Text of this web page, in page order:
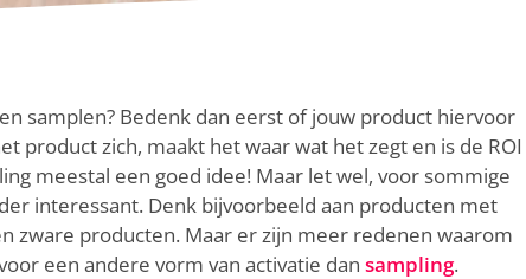
samplen? Bedenk dan eerst of jouw product hiervoor
product zich, maakt het waar wat het zegt en is de ROI
meestal een goed idee! Maar let wel, voor sommige
interessant. Denk bijvoorbeeld aan producten met
zware producten. Maar er zijn meer redenen waarom
een andere vorm van activatie dan sampling.